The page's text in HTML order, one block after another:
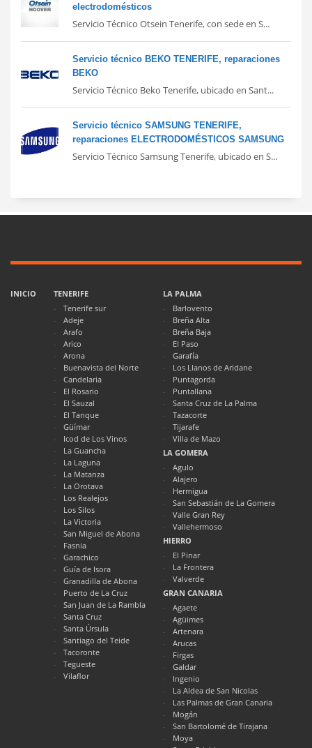
electrodomésticos
Servicio Técnico Otsein Tenerife, con sede en S...
Servicio técnico BEKO TENERIFE, reparaciones
BEKO
Servicio Técnico Beko Tenerife, ubicado en Sant...
Servicio técnico SAMSUNG TENERIFE,
reparaciones ELECTRODOMÉSTICOS SAMSUNG
Servicio Técnico Samsung Tenerife, ubicado en S...
INICIO
TENERIFE
Tenerife sur
Adeje
Arafo
Arico
Arona
Buenavista del Norte
Candelaria
El Rosario
El Sauzal
El Tanque
Güímar
Icod de Los Vinos
La Guancha
La Laguna
La Matanza
La Orotava
Los Realejos
Los Silos
La Victoria
San Miguel de Abona
Fasnia
Garachico
Guía de Isora
Granadilla de Abona
Puerto de La Cruz
San Juan de La Rambla
Santa Cruz
Santa Úrsula
Santiago del Teide
Tacoronte
Tegueste
Vilaflor
LA PALMA
Barlovento
Breña Alta
Breña Baja
El Paso
Garafía
Los Llanos de Aridane
Puntagorda
Puntallana
Santa Cruz de La Palma
Tazacorte
Tijarafe
Villa de Mazo
LA GOMERA
Agulo
Alajero
Hermigua
San Sebastián de La Gomera
Valle Gran Rey
Vallehermoso
HIERRO
El Pinar
La Frontera
Valverde
GRAN CANARIA
Agaete
Agüimes
Artenara
Arucas
Firgas
Galdar
Ingenio
La Aldea de San Nicolas
Las Palmas de Gran Canaria
Mogán
San Bartolomé de Tirajana
Moya